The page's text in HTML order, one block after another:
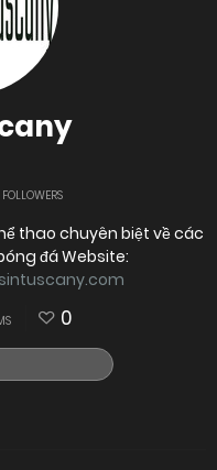
FOLLOWERS
thao chuyên biệt về các
đá Website:
0